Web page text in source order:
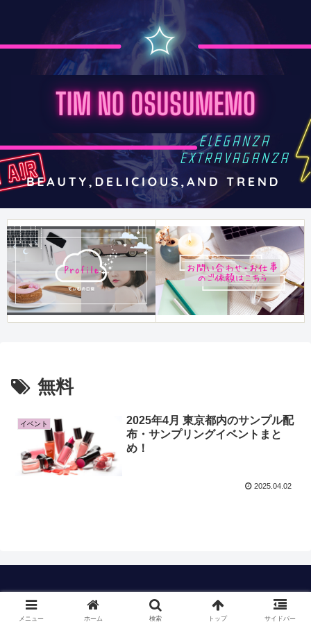
無料
イベント
2025年4月 東京都内のサンプル配
布・サンプリングイベントまと
め！
2025.04.02
Copyright © 2023 timのおすすめも All Rights Reserved.
メニュー ホーム 検索 トップ サイドバー